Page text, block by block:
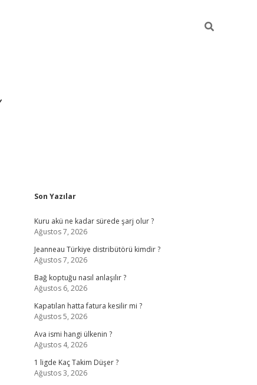
Sidebar
Son Yazılar
Kuru akü ne kadar sürede şarj olur ?
Ağustos 7, 2026
Jeanneau Türkiye distribütörü kimdir ?
Ağustos 7, 2026
Bağ koptuğu nasıl anlaşılır ?
Ağustos 6, 2026
Kapatılan hatta fatura kesilir mi ?
Ağustos 5, 2026
Ava ismi hangi ülkenin ?
Ağustos 4, 2026
1 ligde Kaç Takim Düşer ?
Ağustos 3, 2026